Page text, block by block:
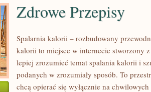
Zdrowe Przepisy
Spalarnia kalorii – rozbudowany
kalorii to miejsce w internecie stworzony
lepiej zrozumieć temat spalania kalorii i
podanych w zrozumiały sposób. To
chcą opierać się wyłącznie na